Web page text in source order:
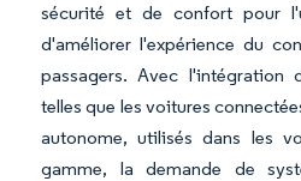
sécurité et de confort pour
d'améliorer l'expérience du
passagers. Avec l'intégration
telles que les voitures
autonome, utilisés dans les
gamme, la demande de